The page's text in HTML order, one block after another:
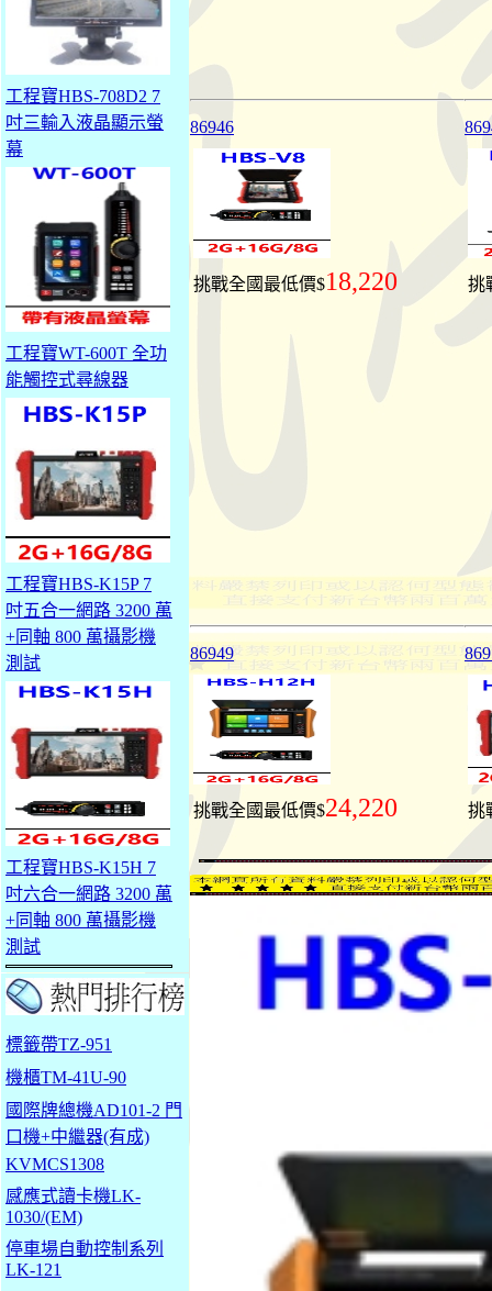
工程寶HBS-708D2 7
吋三輸入液晶顯示螢
幕
工程寶WT-600T 全功
能觸控式尋線器
工程寶HBS-K15P 7
吋五合一網路 3200 萬
+同軸 800 萬攝影機
測試
工程寶HBS-K15H 7
吋六合一網路 3200 萬
+同軸 800 萬攝影機
測試
標籤帶TZ-951
機櫃TM-41U-90
國際牌總機AD101-2 門
口機+中繼器(有成)
KVMCS1308
感應式讀卡機LK-
1030/(EM)
停車場自動控制系列
LK-121
86946
挑戰全國最低價$18,220 挑
86949
挑戰全國最低價$24,220 挑